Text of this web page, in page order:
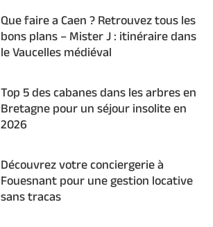
Que faire a Caen ? Retrouvez tous les
bons plans – Mister J : itinéraire dans
le Vaucelles médiéval
Top 5 des cabanes dans les arbres en
Bretagne pour un séjour insolite en
2026
Découvrez votre conciergerie à
Fouesnant pour une gestion locative
sans tracas